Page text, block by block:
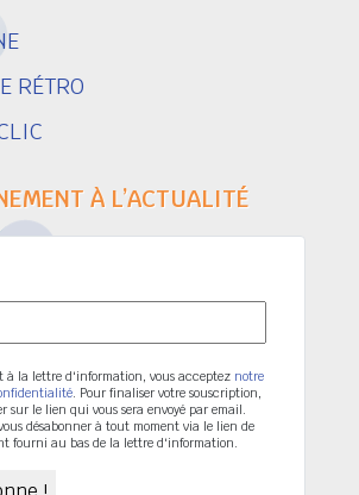
RÉTRO
À L’ACTUALITÉ
à la lettre d'information, vous acceptez notre
. Pour finaliser votre souscription,
sur le lien qui vous sera envoyé par email.
désabonner à tout moment via le lien de
fourni au bas de la lettre d'information.